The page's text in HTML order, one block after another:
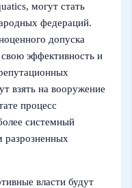
могут стать
федераций.
допуска
эффективность и
взять на вооружение
процесс
системный
разрозненных
власти будут